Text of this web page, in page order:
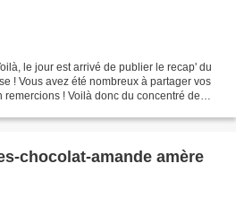
le jour est arrivé de publier le recap' du
! Vous avez été nombreux à partager vos
remercions ! Voilà donc du concentré de
chocolat-amande amère